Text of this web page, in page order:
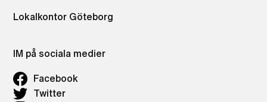
Lokalkontor Göteborg
IM på sociala medier
Facebook
Twitter